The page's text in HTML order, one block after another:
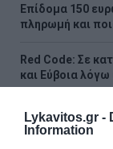
Lykavitos.gr -
Information
Επίδομα 150
πληρωμή και
Red Code: Σε
και Εύβοια
Γαλλική
επιχειρείται η